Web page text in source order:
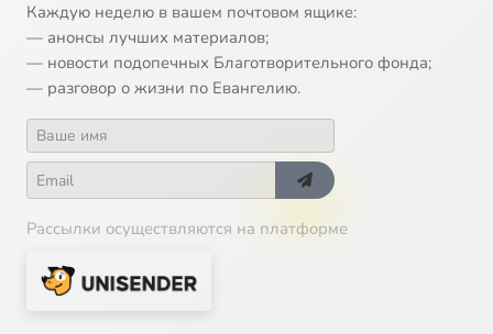
Каждую неделю в вашем почтовом ящике:
— анонсы лучших материалов;
— новости подопечных Благотворительного фонда;
— разговор о жизни по Евангелию.
Рассылки осуществляются на платформе